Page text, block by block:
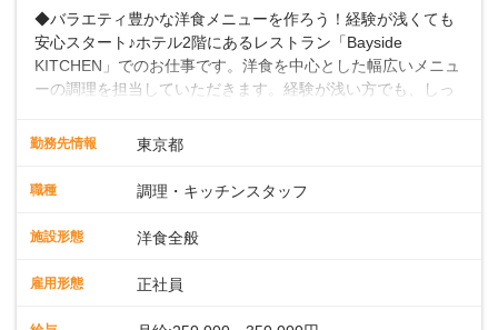
◆バラエティ豊かな洋食メニューを作ろう！経験が浅くても
安心スタート♪ホテル2階にあるレストラン「Bayside
KITCHEN」でのお仕事です。洋食を中心とした幅広いメニュ
ーの調理を担当していただきます。経験が浅い方でも、しっ
トできます。経験者は、これまでのスキルを活かして即戦力
うな流れ作業ではなく、一人ひとりが責任を持って料理に取
できます。また、20代・30代の若手や中堅スタッフにどんど
大きな特徴です。 ◆ライブキッチンでお客様を魅了！メニュ
ンを極めたベテラン。朝食・ランチの時間帯に、自家製の焼
勤務先情報 東京都
職種 調理・キッチンスタッフ
施設形態 洋食全般
雇用形態 正社員